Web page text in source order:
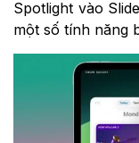
Spotlight vào
một số tính năng